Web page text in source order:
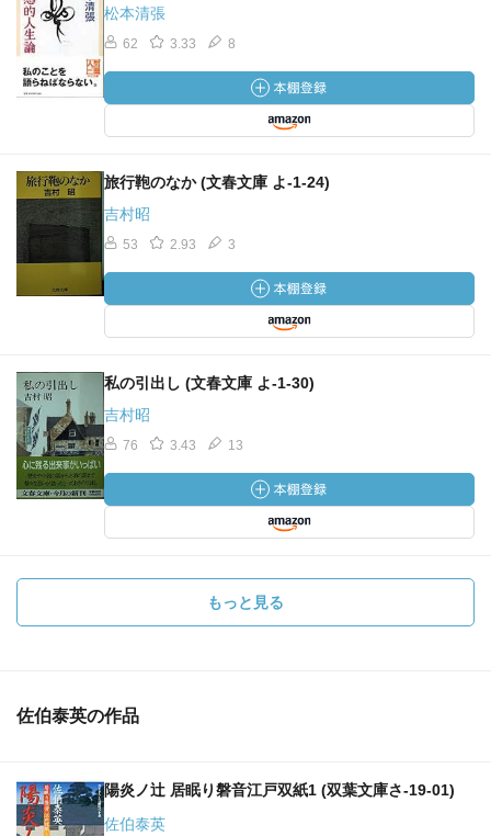
松本清張
62 3.33 8
旅行鞄のなか (文春文庫 よ-1-24)
吉村昭
53 2.93 3
私の引出し (文春文庫 よ-1-30)
吉村昭
76 3.43 13
もっと見る
佐伯泰英の作品
陽炎ノ辻 居眠り磐音江戸双紙1 (双葉文庫さ-19-01)
佐伯泰英